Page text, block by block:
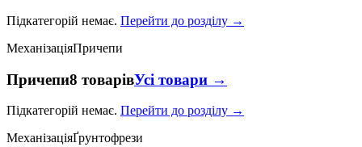
Підкатегорій немає. Перейти до розділу →
МеханізаціяПричепи
Причепи8 товарівУсі товари →
Підкатегорій немає. Перейти до розділу →
МеханізаціяҐрунтофрези